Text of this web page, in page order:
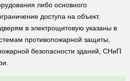
либо основного
доступа на объект.
в электрощитовую указаны в
противопожарной защиты,
безопасности зданий, СНиП